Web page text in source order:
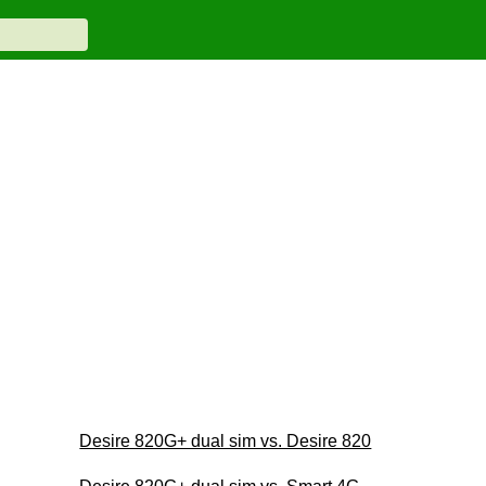
Desire 820G+ dual sim vs. Desire 820